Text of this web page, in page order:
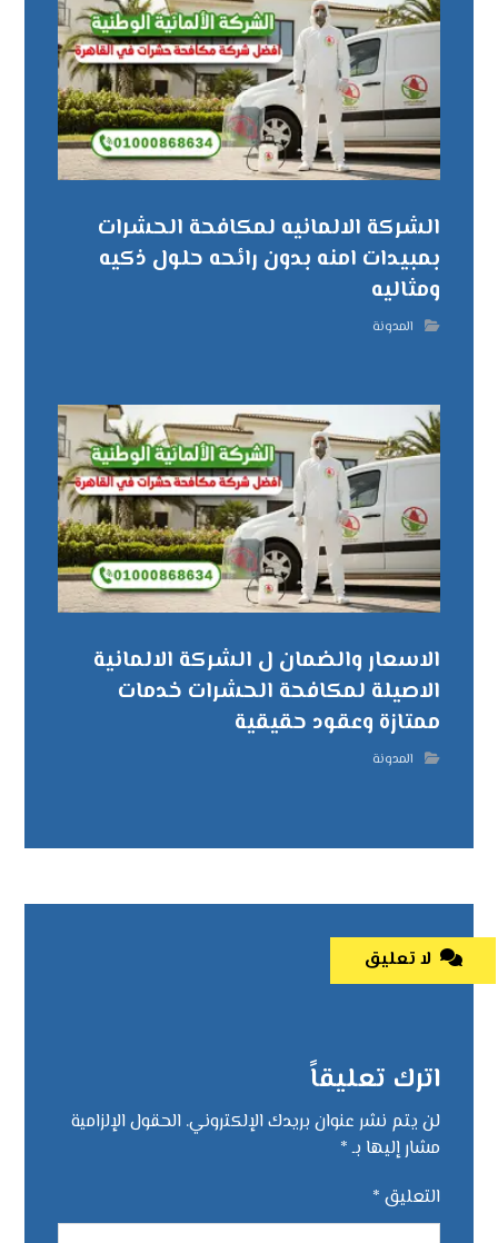
الشركة الالمانيه لمكافحة الحشرات
بمبيدات امنه بدون رائحه حلول ذكيه
ومثاليه
المدونة
الاسعار والضمان ل الشركة الالمانية
الاصيلة لمكافحة الحشرات خدمات
ممتازة وعقود حقيقية
المدونة
لا تعليق
اترك تعليقاً
لن يتم نشر عنوان بريدك الإلكتروني. الحقول الإلزامية
مشار إليها بـ*
التعليق *